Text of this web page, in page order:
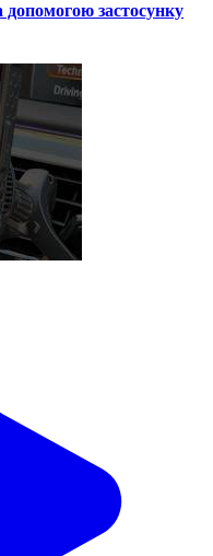
допомогою застосунку